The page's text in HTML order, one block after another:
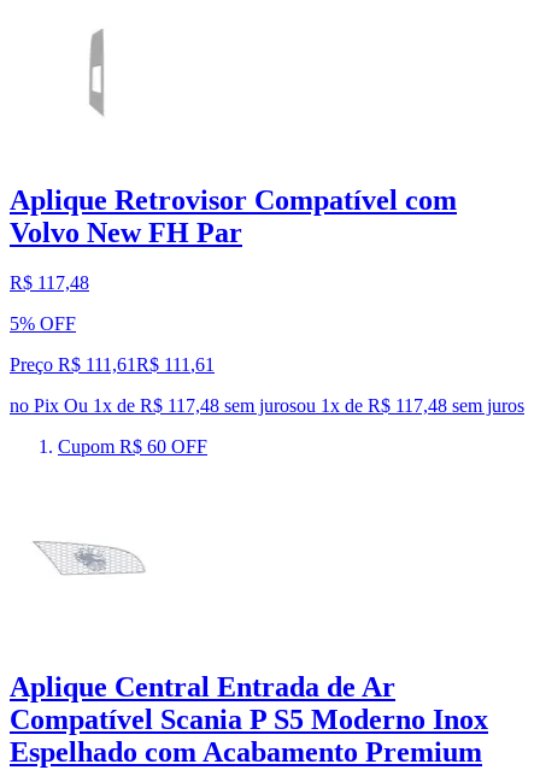
Aplique Retrovisor Compatível com
Volvo New FH Par
R$ 117,48
5% OFF
Preço R$ 111,61R$ 111,61
no Pix Ou 1x de R$ 117,48 sem jurosou 1x de R$ 117,48 sem juros
Cupom R$ 60 OFF
Aplique Central Entrada de Ar
Compatível Scania P S5 Moderno Inox
Espelhado com Acabamento Premium